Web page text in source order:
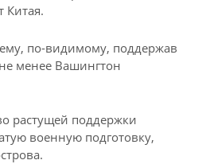
Китая.
по-видимому, поддержав
менее Вашингтон
растущей поддержки
военную подготовку,